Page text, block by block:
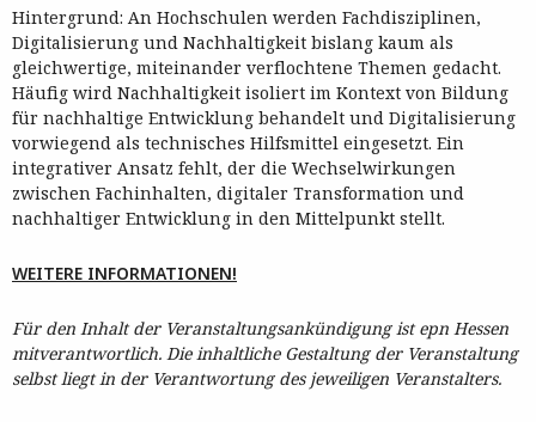
Hintergrund: An Hochschulen werden Fachdisziplinen,
Digitalisierung und Nachhaltigkeit bislang kaum als
gleichwertige, miteinander verflochtene Themen gedacht.
Häufig wird Nachhaltigkeit isoliert im Kontext von Bildung
für nachhaltige Entwicklung behandelt und Digitalisierung
vorwiegend als technisches Hilfsmittel eingesetzt. Ein
integrativer Ansatz fehlt, der die Wechselwirkungen
zwischen Fachinhalten, digitaler Transformation und
nachhaltiger Entwicklung in den Mittelpunkt stellt.
WEITERE INFORMATIONEN!
Für den Inhalt der Veranstaltungsankündigung ist epn Hessen
mitverantwortlich. Die inhaltliche Gestaltung der Veranstaltung
selbst liegt in der Verantwortung des jeweiligen Veranstalters.